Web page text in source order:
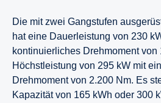
Die mit zwei Gangstufen
hat eine Dauerleistung von 230
kontinuierliches Drehmoment
Höchstleistung von 295 kW mit
Drehmoment von 2.200 Nm. Es
Kapazität von 165 kWh oder 300